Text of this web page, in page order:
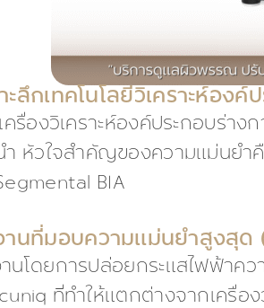
ะลึกเทคโนโลยีวิเคราะห์อง
ครื่องวิเคราะห์องค์ประกอบร่า
หัวใจสำคัญของความแม่นยำ
BIA
านที่มอบความแม่นยำสูงสุด
นโดยการปล่อยกระแสไฟฟ้าคว
ที่ทำให้แตกต่างจากเครื่อ